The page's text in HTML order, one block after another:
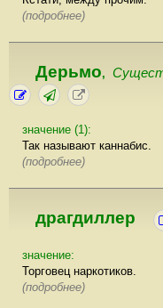
(подробнее)
Дерьмо,
значение (1):
Так называют каннабис.
(подробнее)
драгдиллер
значение:
Торговец наркотиков.
(подробнее)